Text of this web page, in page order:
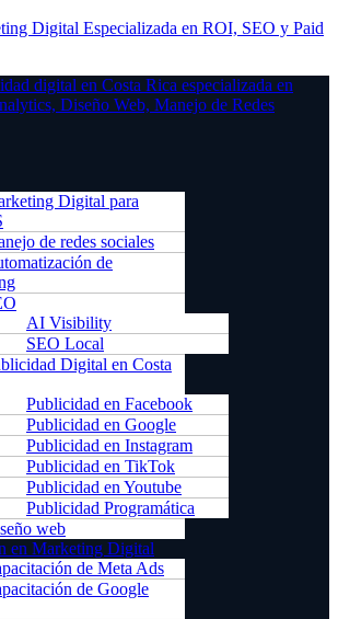
Digital Especializada en ROI, SEO y Paid
Digital para
de redes sociales
de
AI Visibility
SEO Local
Digital en Costa
Publicidad en Facebook
Publicidad en Google
Publicidad en Instagram
Publicidad en TikTok
Publicidad en Youtube
Publicidad Programática
web
en Marketing Digital
de Meta Ads
de Google